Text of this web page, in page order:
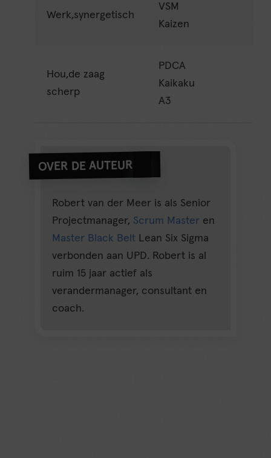
Werk,synergetisch
VSM
Kaizen
Hou,de zaag
scherp
PDCA
Kaikaku
A3
OVER DE AUTEUR
Robert van der Meer is als Senior
Projectmanager, Scrum Master en
Master Black Belt Lean Six Sigma
verbonden aan UPD. Robert is al
ruim 15 jaar actief als
verandermanager, consultant en
coach.